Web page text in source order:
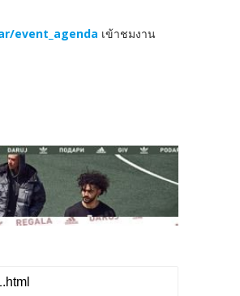
event_agenda เข้าชมงาน